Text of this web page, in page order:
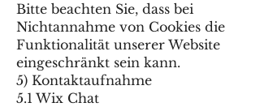
Bitte beachten Sie, dass bei
Nichtannahme von Cookies die
Funktionalität unserer Website
eingeschränkt sein kann.
5) Kontaktaufnahme
5.1 Wix Chat